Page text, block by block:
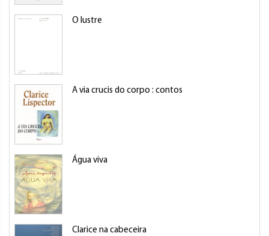
O lustre
A via crucis do corpo : contos
Água viva
Clarice na cabeceira